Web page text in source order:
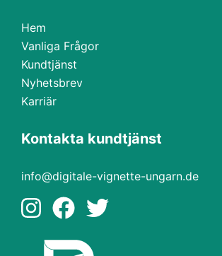
Hem
Vanliga Frågor
Kundtjänst
Nyhetsbrev
Karriär
Kontakta kundtjänst
info@digitale-vignette-ungarn.de